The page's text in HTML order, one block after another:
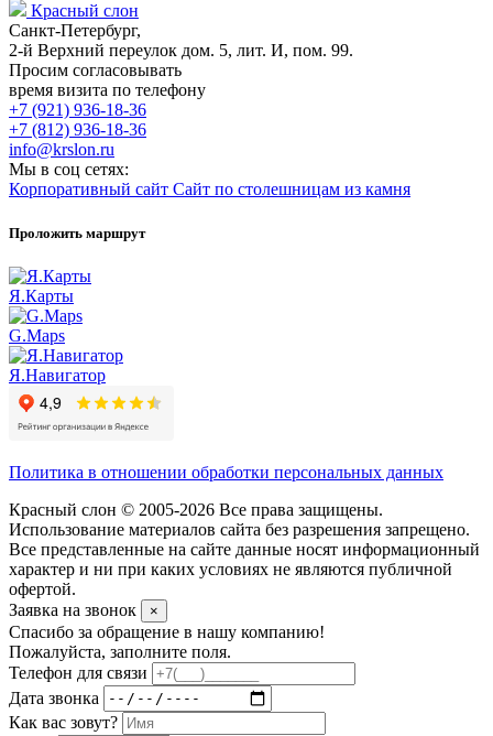
Красный слон
Санкт-Петербург,
2-й Верхний переулок дом. 5, лит. И, пом. 99.
Просим согласовывать
время визита по телефону
+7 (921) 936-18-36
+7 (812) 936-18-36
info@krslon.ru
Мы в соц сетях:
Корпоративный сайт Сайт по столешницам из камня
Проложить маршрут
Я.Карты
G.Maps
Я.Навигатор
Политика в отношении обработки персональных данных
Красный слон © 2005-2026 Все права защищены.
Использование материалов сайта без разрешения запрещено.
Все представленные на сайте данные носят информационный
характер и ни при каких условиях не являются публичной
офертой.
Заявка на звонок
×
Спасибо за обращение в нашу компанию!
Пожалуйста, заполните поля.
Телефон для связи
Дата звонка
Как вас зовут?